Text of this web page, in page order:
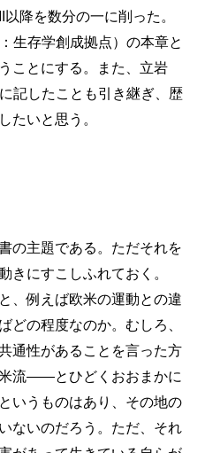
降を数分の一に削った。
：生存学創成拠点）の本章と
ことにする。また、立岩
記したことも引き継ぎ、歴
たいと思う。
の主題である。ただそれを
きにすこしふれておく。
、例えば欧米の運動との違
どの程度なのか。むしろ、
通性があることを言った方
流――とひどくおおまかに
うものはあり、その地の
ないのだろう。ただ、それ